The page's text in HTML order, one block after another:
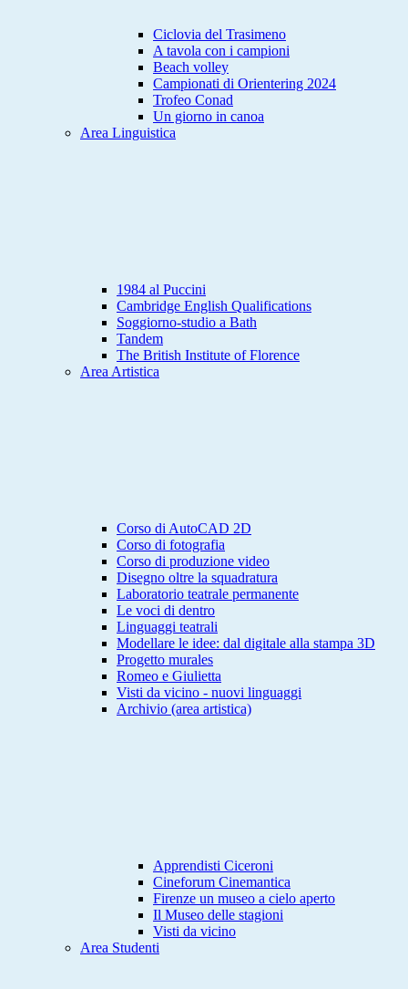
Ciclovia del Trasimeno
A tavola con i campioni
Beach volley
Campionati di Orientering 2024
Trofeo Conad
Un giorno in canoa
Area Linguistica
1984 al Puccini
Cambridge English Qualifications
Soggiorno-studio a Bath
Tandem
The British Institute of Florence
Area Artistica
Corso di AutoCAD 2D
Corso di fotografia
Corso di produzione video
Disegno oltre la squadratura
Laboratorio teatrale permanente
Le voci di dentro
Linguaggi teatrali
Modellare le idee: dal digitale alla stampa 3D
Progetto murales
Romeo e Giulietta
Visti da vicino - nuovi linguaggi
Archivio (area artistica)
Apprendisti Ciceroni
Cineforum Cinemantica
Firenze un museo a cielo aperto
Il Museo delle stagioni
Visti da vicino
Area Studenti